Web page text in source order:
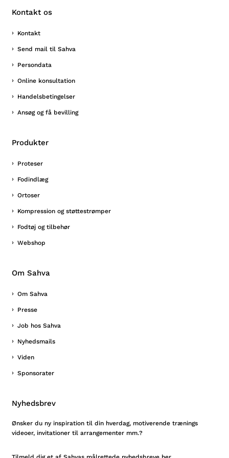
Kontakt os
Kontakt
Send mail til Sahva
Persondata
Online konsultation
Handelsbetingelser
Ansøg og få bevilling
Produkter
Proteser
Fodindlæg
Ortoser
Kompression og støttestrømper
Fodtøj og tilbehør
Webshop
Om Sahva
Om Sahva
Presse
Job hos Sahva
Nyhedsmails
Viden
Sponsorater
Nyhedsbrev
Ønsker du ny inspiration til din hverdag, motiverende trænings
videoer, invitationer til arrangementer mm.?